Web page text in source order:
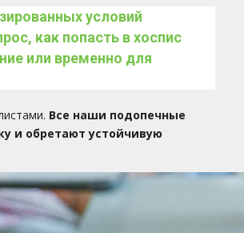
условий
как попасть в хоспис
или временно для
Все наши подопечные
и обретают устойчивую